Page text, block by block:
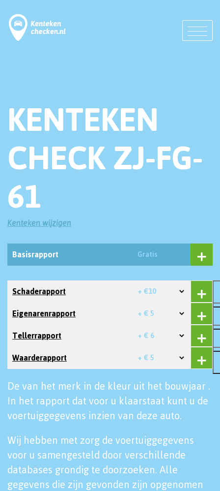
KENTEKEN
CHECK ZJ-FG-
61
Kenteken wijzigen
Basisrapport Gratis
Schaderapport + €10
Eigenarenrapport + € 5
Tellerrapport + € 6
Waarderapport + € 5
De van het merk in de kleur uit het bouwjaar .
In het rapport dat voor u klaarstaat kunt u de
voertuiggegevens inzien van deze auto.
Wij hebben met zorg de voertuiggegevens
voor u samengesteld door verschillende
databases grondig te doorzoeken. Alle
gegevens die zijn gevonden zijn opgenomen